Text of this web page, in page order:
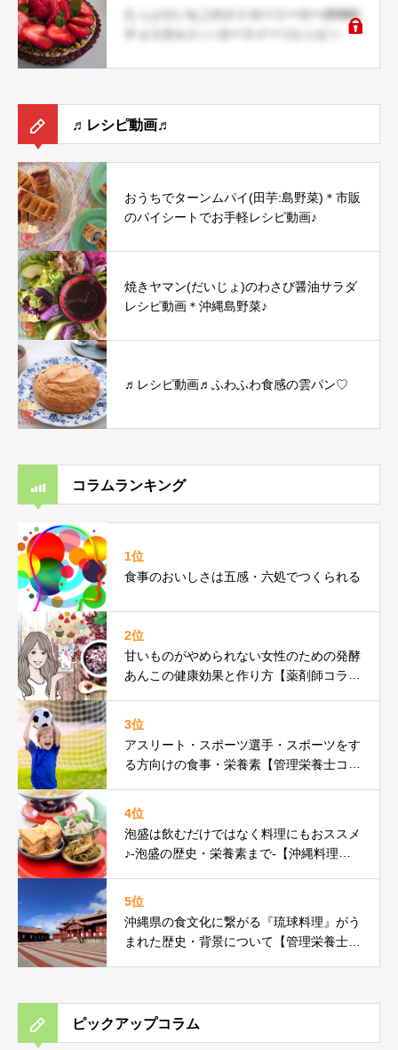
たっぷりいちごのストロベリーロー(RAW)
♬レシピ動画♬
おうちでターンムパイ(田芋:島野菜)＊市販
のパイシートでお手軽レシピ動画♪
焼きヤマン(だいじょ)のわさび醤油サラダ
レシピ動画＊沖縄島野菜♪
♬レシピ動画♬ふわふわ食感の雲パン♡
コラムランキング
1位
食事のおいしさは五感・六処でつくられる
2位
甘いものがやめられない女性のための発酵
あんこの健康効果と作り方【薬剤師コラ
3位
アスリート・スポーツ選手・スポーツをす
る方向けの食事・栄養素【管理栄養士コラ
4位
泡盛は飲むだけではなく料理にもおススメ
♪-泡盛の歴史・栄養素まで-【沖縄料理研
5位
沖縄県の食文化に繋がる『琉球料理』がう
まれた歴史・背景について【管理栄養士コ
ピックアップコラム